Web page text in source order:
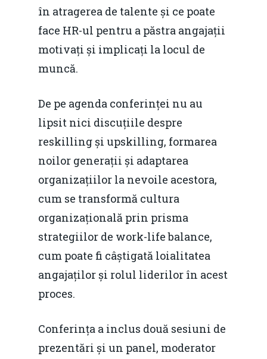
în atragerea de talente și ce poate
face HR-ul pentru a păstra angajații
motivați și implicați la locul de
muncă.
De pe agenda conferinței nu au
lipsit nici discuțiile despre
reskilling și upskilling, formarea
noilor generații și adaptarea
organizațiilor la nevoile acestora,
cum se transformă cultura
organizațională prin prisma
strategiilor de work-life balance,
cum poate fi câștigată loialitatea
angajaților și rolul liderilor în acest
proces.
Conferința a inclus două sesiuni de
prezentări și un panel, moderator